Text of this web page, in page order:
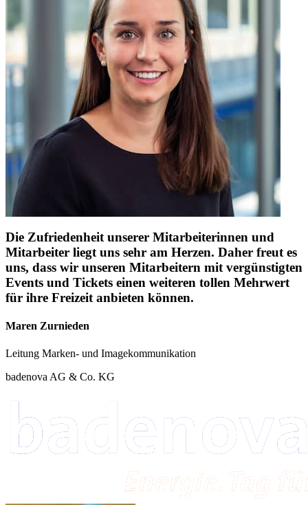
Die Zufriedenheit unserer Mitarbeiterinnen und
Mitarbeiter liegt uns sehr am Herzen. Daher freut es
uns, dass wir unseren Mitarbeitern mit vergünstigten
Events und Tickets einen weiteren tollen Mehrwert
für ihre Freizeit anbieten können.
Maren Zurnieden
Leitung Marken- und Imagekommunikation
badenova AG & Co. KG